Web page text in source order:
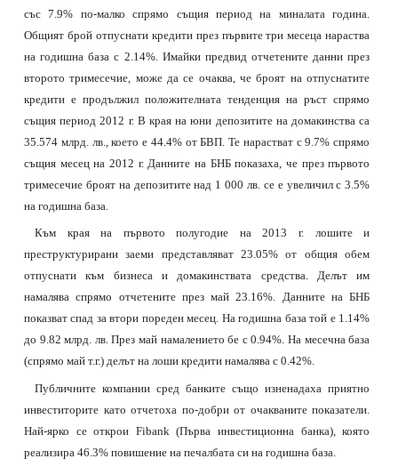
със 7.9% по-малко спрямо същия период на миналата година.
Общият брой отпуснати кредити през първите три месеца нараства
на годишна база с 2.14%. Имайки предвид отчетените данни през
второто тримесечие, може да се очаква, че броят на отпуснатите
кредити е продължил положителната тенденция на ръст спрямо
същия период 2012 г. В края на юни депозитите на домакинства са
35.574 млрд. лв., което е 44.4% от БВП. Те нарастват с 9.7% спрямо
същия месец на 2012 г. Данните на БНБ показаха, че през първото
тримесечие броят на депозитите над 1 000 лв. се е увеличил с 3.5%
на годишна база.
Към края на първото полугодие на 2013 г. лошите и
преструктурирани заеми представляват 23.05% от общия обем
отпуснати към бизнеса и домакинствата средства. Делът им
намалява спрямо отчетените през май 23.16%. Данните на БНБ
показват спад за втори пореден месец. На годишна база той е 1.14%
до 9.82 млрд. лв. През май намалението бе с 0.94%. На месечна база
(спрямо май т.г.) делът на лоши кредити намалява с 0.42%.
Публичните компании сред банките също изненадаха приятно
инвеститорите като отчетоха по-добри от очакваните показатели.
Най-ярко се открои Fibank (Първа инвестиционна банка), която
реализира 46.3% повишение на печалбата си на годишна база.